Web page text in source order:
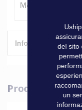
Modalità di
Informazioni
Informazioni
Produits
del sito
un